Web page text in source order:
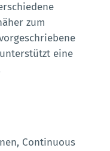
zum
eine
Continuous